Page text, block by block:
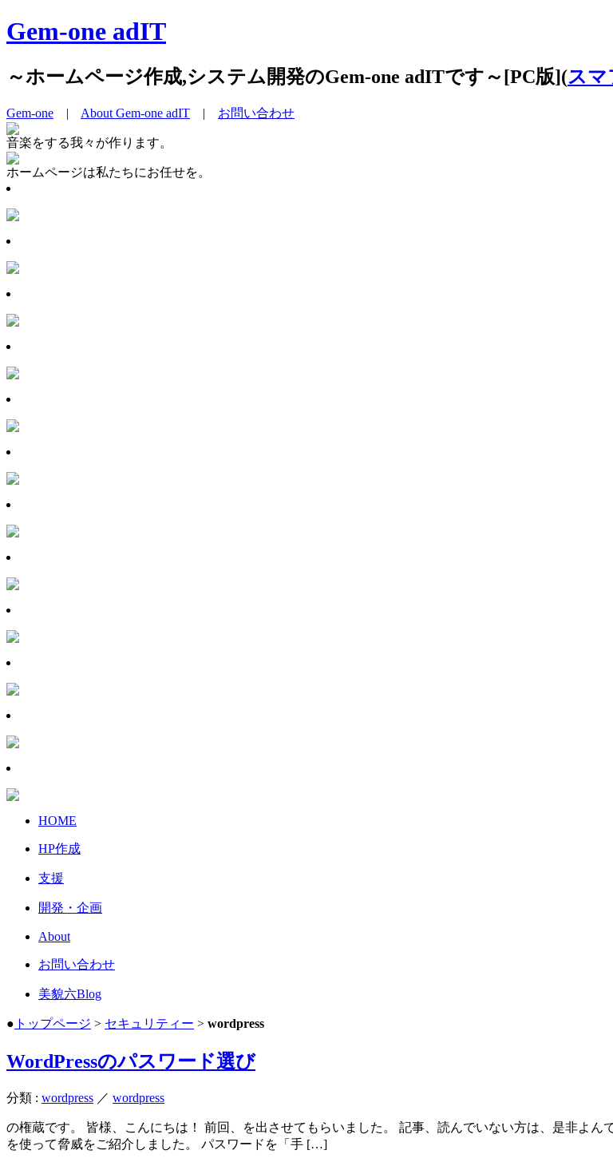
Gem-one adIT
～ホームページ作成,システム開発のGem-one adITです～[PC版](スマ
Gem-one | About Gem-one adIT | お問い合わせ
音楽をする我々が作ります。
ホームページは私たちにお任せを。
HOME
HP作成
支援
開発・企画
About
お問い合わせ
美貌六Blog
● トップページ > セキュリティー > wordpress
WordPressのパスワード選び
分類 : wordpress ／ wordpress
の権蔵です。 皆様、こんにちは！ 前回、を出させてもらいました。 記事、読んでいない方は、是非よ
を使って脅威をご紹介しました。 パスワードを「手 […]